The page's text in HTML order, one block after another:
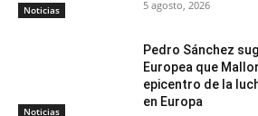
Noticias 5 agosto, 2026
Noticias
Pedro Sánchez
Europea que
epicentro de la
en Europa